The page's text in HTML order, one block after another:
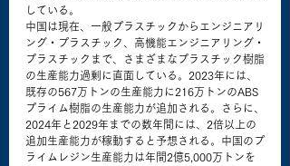
している。
中国は現在、一般プラスチックからエンジニアリ
ング・プラスチック、高機能エンジニアリング・
プラスチックまで、さまざまなプラスチック樹脂
の生産能力過剰に直面している。2023年には、
既存の567万トンの生産能力に216万トンのABS
プライム樹脂の生産能力が追加される。さらに、
2024年と2029年までの数年間には、2倍以上の
追加生産能力が稼動すると予想される。中国のプ
ライムレジン生産能力は年間2億5,000万トンを